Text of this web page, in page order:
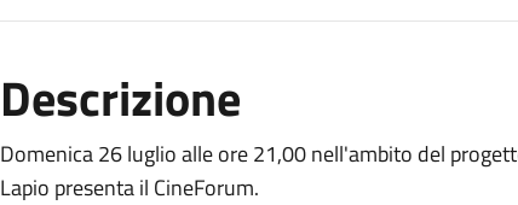
Descrizione
Domenica 26 luglio alle ore 21,00 nell'ambito del
Lapio presenta il CineForum.